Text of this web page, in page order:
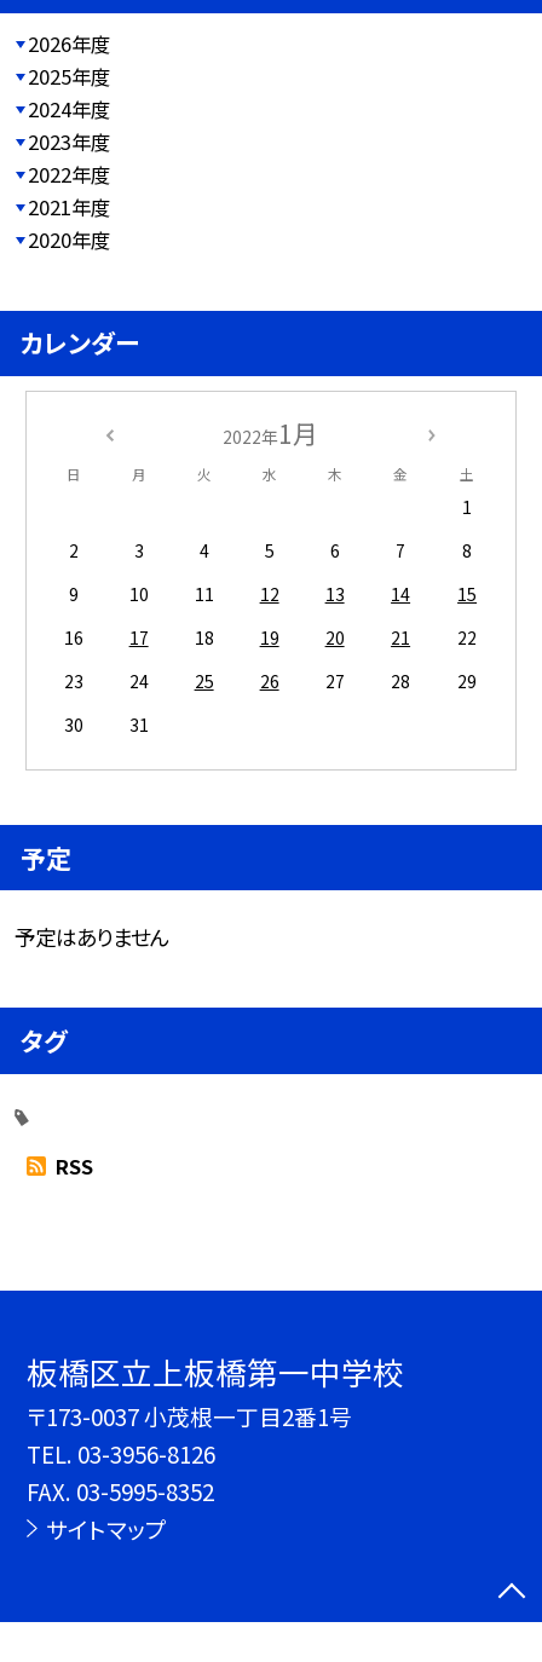
2026年度
2025年度
2024年度
2023年度
2022年度
2021年度
2020年度
カレンダー
2022年1月
日 月 火 水 木 金 土
1
2
3 4 5 6 7
8
9
10 11 12 13 14
15
16
17 18 19 20 21
22
23
24 25 26 27 28
29
30
31
予定
予定はありません
タグ
RSS
板橋区立上板橋第一中学校
〒173-0037 小茂根一丁目2番1号
TEL. 03-3956-8126
FAX. 03-5995-8352
サイトマップ